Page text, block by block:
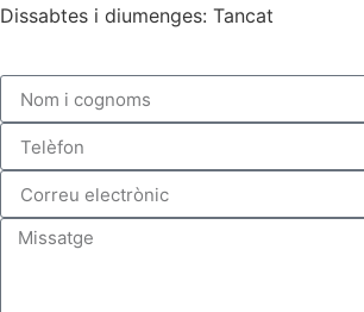
Dissabtes i diumenges: Tancat